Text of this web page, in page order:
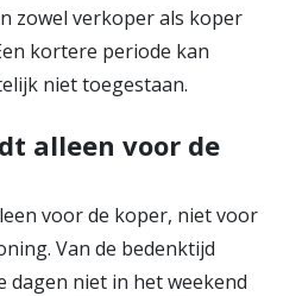
zowel verkoper als koper
kortere periode kan
niet toegestaan.
alleen voor de
voor de koper, niet voor
Van de bedenktijd
dagen niet in het weekend